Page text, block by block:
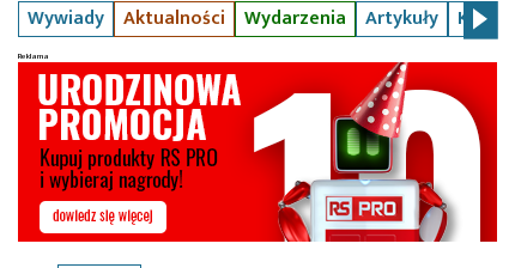
Wywiady Aktualności Wydarzenia Artykuły Kursy